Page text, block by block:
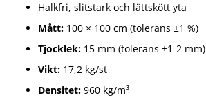
Halkfri, slitstark och lättskött yta
Mått: 100 × 100 cm (tolerans ±1 %)
Tjocklek: 15 mm (tolerans ±1-2 mm)
Vikt: 17,2 kg/st
Densitet: 960 kg/m³